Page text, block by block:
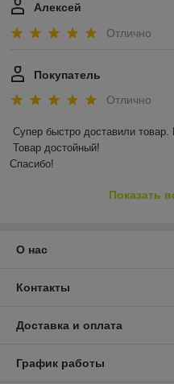
Алексей
Отлично
Покупатель
Отлично
Супер быстро доставили
Спасибо!
Показать
О нас
Контакты
Доставка и оплата
График работы